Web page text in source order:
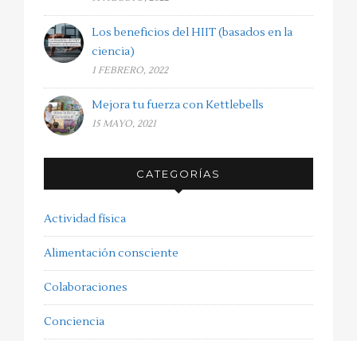
Los beneficios del HIIT (basados en la
ciencia)
1 FEBRERO, 2022
Mejora tu fuerza con Kettlebells
15 MAYO, 2021
CATEGORÍAS
Actividad física
Alimentación consciente
Colaboraciones
Conciencia